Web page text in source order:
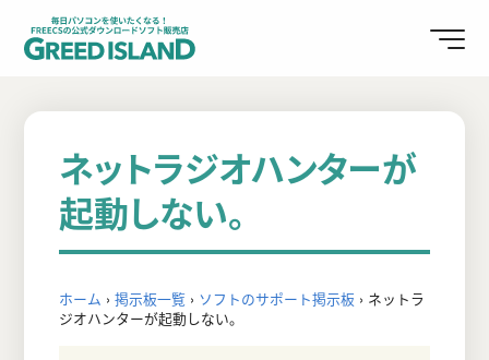
ネットラジオハンターが
起動しない。
ホーム › 掲示板一覧 › ソフトのサポート掲示板 › ネットラ
ジオハンターが起動しない。